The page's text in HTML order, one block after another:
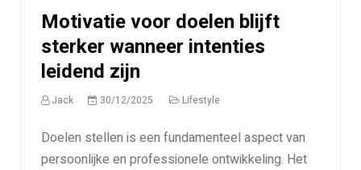
Motivatie voor doelen blijft
sterker wanneer intenties
leidend zijn
Jack 30/12/2025 Lifestyle
Doelen stellen is een fundamenteel aspect van
persoonlijke en professionele ontwikkeling. Het